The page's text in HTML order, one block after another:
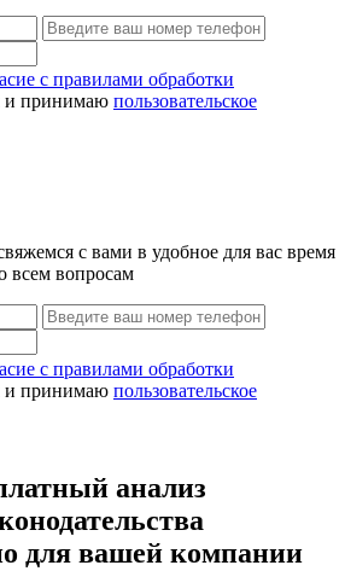
с правилами обработки
и принимаю пользовательское
с вами в удобное для вас время
всем вопросам
с правилами обработки
и принимаю пользовательское
анализ
для вашей компании